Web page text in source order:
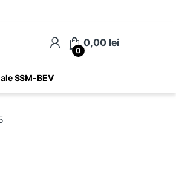
0
0,00 lei
SSM-BEV